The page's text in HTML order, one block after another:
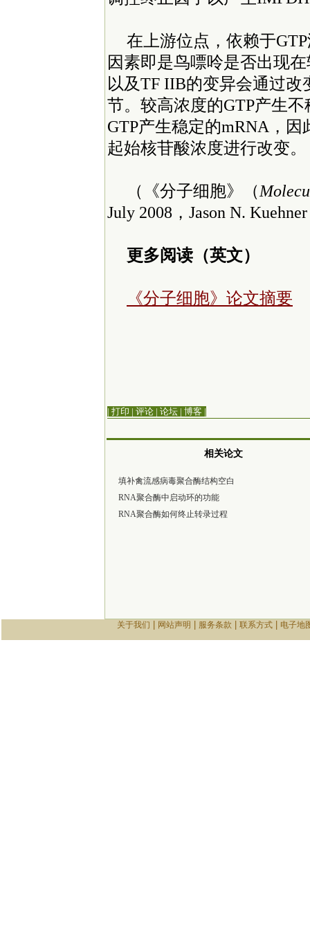
在上游位点，依赖于
因素即是鸟嘌呤是否出现
以及TF IIB的变异会通过
节。较高浓度的GTP产生
GTP产生稳定的mRNA，
起始核苷酸浓度进行改变
（《分子细胞》（
July 2008，Jason N.
更多阅读（英文）
《分子细胞》论文摘要
| 打印 | 评论 | 论坛 | 博客 |
相关论文
填补禽流感病毒聚合酶结构空白
RNA聚合酶中启动环的功能
RNA聚合酶如何终止转录过程
关于我们 网站声明 服务条款 联系方式| 电子地